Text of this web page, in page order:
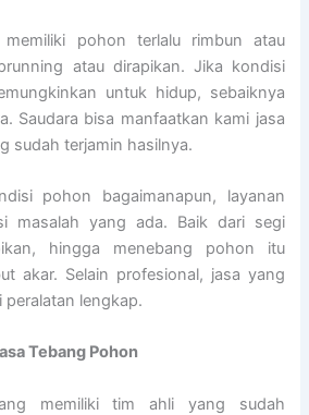
pohon terlalu rimbun atau
atau dirapikan. Jika kondisi
untuk hidup, sebaiknya
Saudara bisa manfaatkan kami jasa
sudah terjamin hasilnya.
pohon bagaimanapun, layanan
masalah yang ada. Baik dari segi
hingga menebang pohon itu
akar. Selain profesional, jasa yang
peralatan lengkap.
Tebang Pohon
memiliki tim ahli yang sudah